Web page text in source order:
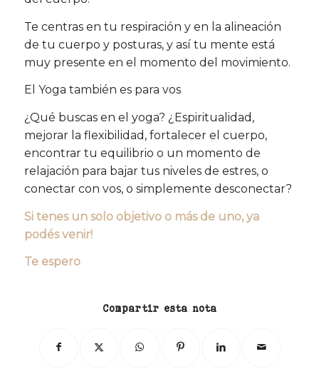
Te centras en tu respiración y en la alineación
de tu cuerpo y posturas, y así tu mente está
muy presente en el momento del movimiento.
El Yoga también es para vos
¿Qué buscas en el yoga? ¿Espiritualidad,
mejorar la flexibilidad, fortalecer el cuerpo,
encontrar tu equilibrio o un momento de
relajación para bajar tus niveles de estres, o
conectar con vos, o simplemente desconectar?
Si tenes un solo objetivo o más de uno, ya
podés venir!
Te espero
Compartir esta nota